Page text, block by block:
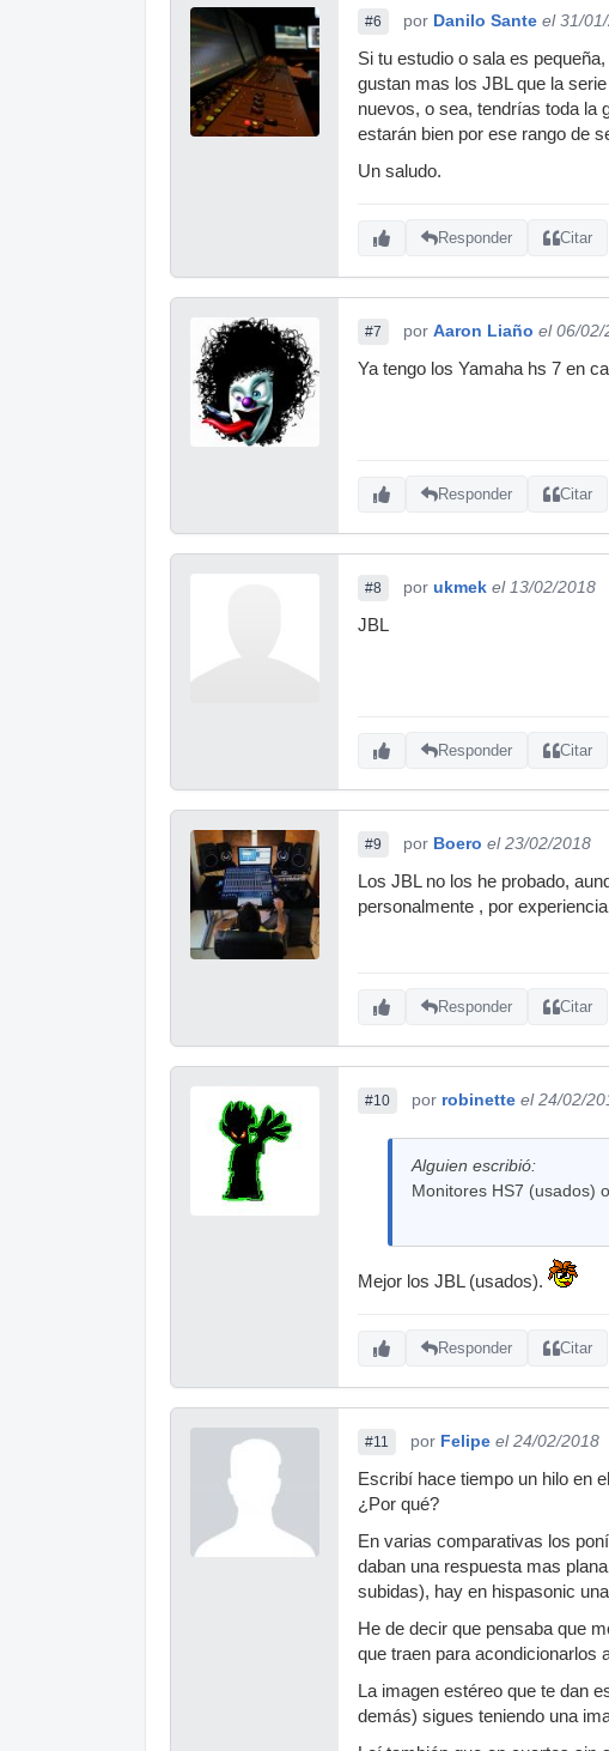
#6 por Danilo Sante el 31/
Si tu estudio o sala es
gustan mas los JBL que la
nuevos, o sea, tendrías toda la
estarán bien por ese rango de
Un saludo.
Responder Citar
#7 por Aaron Liaño el 06/02/
Ya tengo los Yamaha hs 7 en
Responder Citar
#8 por ukmek el 13/02/2018
JBL
Responder Citar
#9 por Boero el 23/02/2018
Los JBL no los he probado,
personalmente , por
Responder Citar
#10 por robinette el 24/02/
Alguien escribió:
Monitores HS7 (usados)
Mejor los JBL (usados).
Responder Citar
#11 por Felipe el 24/02/2018
Escribí hace tiempo un hilo en
¿Por qué?
En varias comparativas los
daban una respuesta mas
subidas), hay en hispasonic
He de decir que pensaba que
que traen para acondicionarlos
La imagen estéreo que te dan
demás) sigues teniendo una